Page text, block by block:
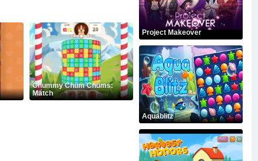
Chummy Chum Chums:
Match
Project Makeover
Aquablitz